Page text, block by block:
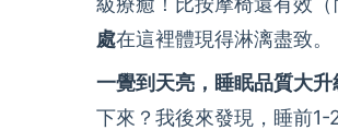
處在這裡體現得淋漓盡致。
一覺到天亮，睡眠品質大升
下來？我後來發現，睡前